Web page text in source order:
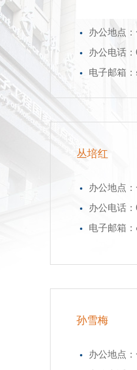
办公地点
办公电话
电子邮箱
丛培红
办公地点
办公电话
电子邮箱
孙雪梅
办公地点